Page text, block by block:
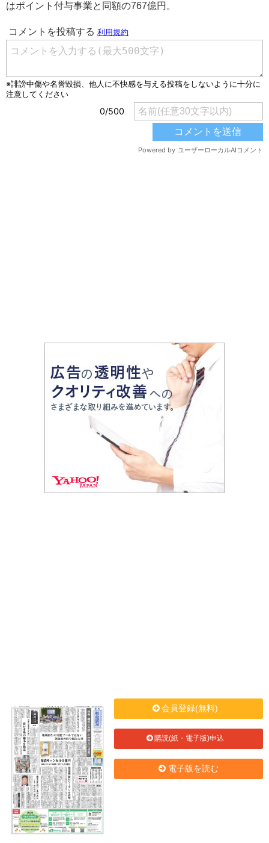
はポイント付与事業と同額の767億円。
会員登録(無料)
購読(紙・電子版)申込
電子版を読む